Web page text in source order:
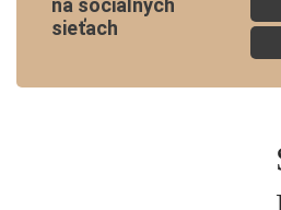
na sociálnych
sieťach